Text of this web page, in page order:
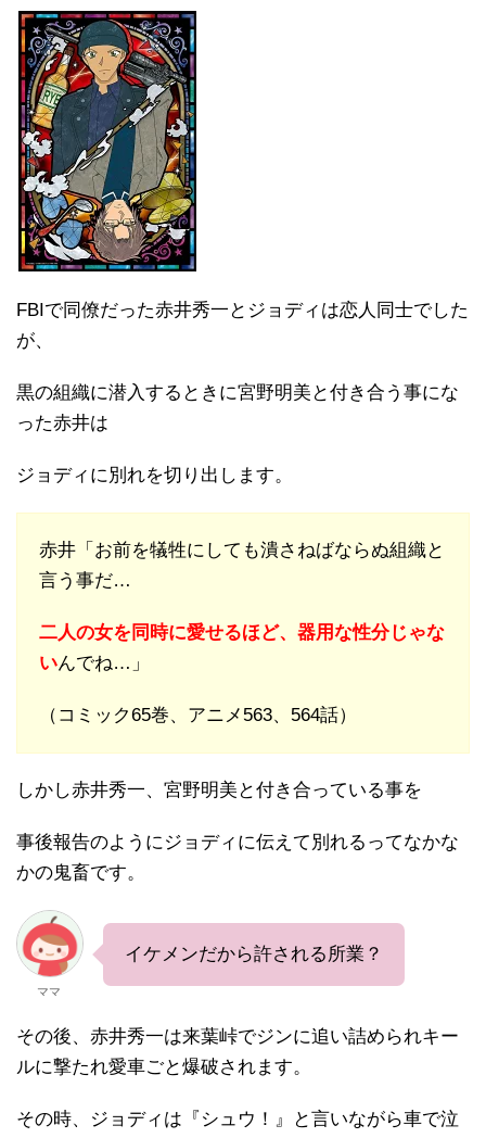
FBIで同僚だった赤井秀一とジョディは恋人同士でした
が、
黒の組織に潜入するときに宮野明美と付き合う事にな
った赤井は
ジョディに別れを切り出します。
赤井「お前を犠牲にしても潰さねばならぬ組織と
言う事だ…
二人の女を同時に愛せるほど、器用な性分じゃな
いんでね…」
（コミック65巻、アニメ563、564話）
しかし赤井秀一、宮野明美と付き合っている事を
事後報告のようにジョディに伝えて別れるってなかな
かの鬼畜です。
ママ
イケメンだから許される所業？
その後、赤井秀一は来葉峠でジンに追い詰められキー
ルに撃たれ愛車ごと爆破されます。
その時、ジョディは『シュウ！』と言いながら車で泣